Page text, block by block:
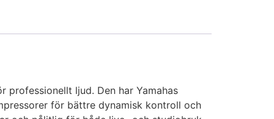
professionellt ljud. Den har Yamahas
för bättre dynamisk kontroll och